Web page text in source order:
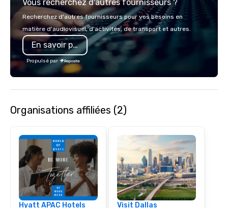
opportunity to sit
colleagues at each
mingle, and easily
with utmost care,
engaging information
team building. All-Inclusive Group
Dining When meeting
corporate group
Smacking Foodie
group is assured a
experience with three
Vous recherchez d'autres fournisseurs ?
Recherchez d'autres fournisseurs pour vos besoins en
matière d'audiovisuel, d'activités, de transport et autres.
En savoir plus
Propulsé par
Organisations affiliées (2)
Hyatt APAC Hotels
Visit Dallas